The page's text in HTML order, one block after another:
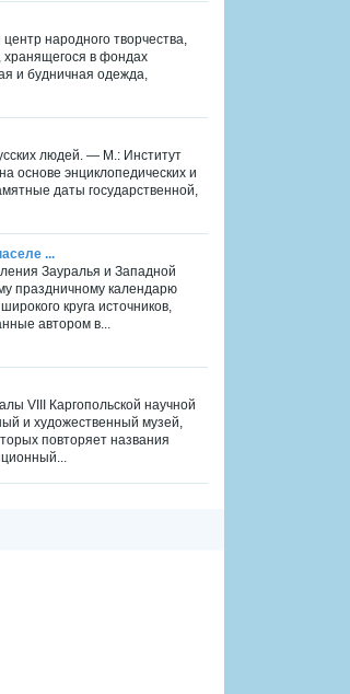
народного творчества,
в фондах
и будничная одежда,
людей. — М.: Институт
основе энциклопедических и
даты государственной,
...
Зауралья и Западной
праздничному календарю
круга источников,
автором в...
VIII Каргопольской научной
и художественный музей,
повторяет названия